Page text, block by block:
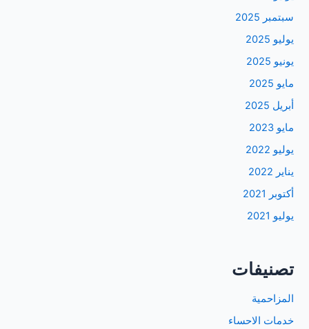
سبتمبر 2025
يوليو 2025
يونيو 2025
مايو 2025
أبريل 2025
مايو 2023
يوليو 2022
يناير 2022
أكتوبر 2021
يوليو 2021
تصنيفات
المزاحمية
خدمات الاحساء